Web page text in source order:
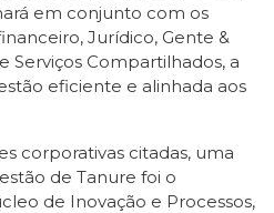
em conjunto com os
Jurídico, Gente &
Serviços Compartilhados, a
eficiente e alinhada aos
corporativas citadas, uma
de Tanure foi o
de Inovação e Processos,